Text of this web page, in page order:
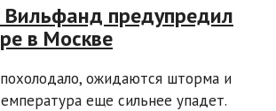
предупредил
в Москве
ожидаются шторма и
еще сильнее упадет.